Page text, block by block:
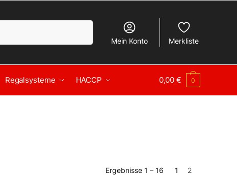
Mein Konto Merkliste
Regalsysteme HACCP 0,00€ 0
Ergebnisse 1 – 16
1 2